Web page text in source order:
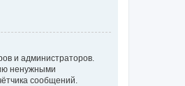
и администраторов.
ненужными
сообщений.